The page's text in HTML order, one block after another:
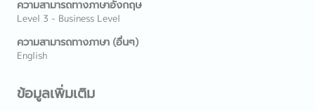
ความสามารถทางภาษาอังกฤษ
Level 3 - Business Level
ความสามารถทางภาษา (อื่นๆ)
English
ข้อมูลเพิ่มเติม